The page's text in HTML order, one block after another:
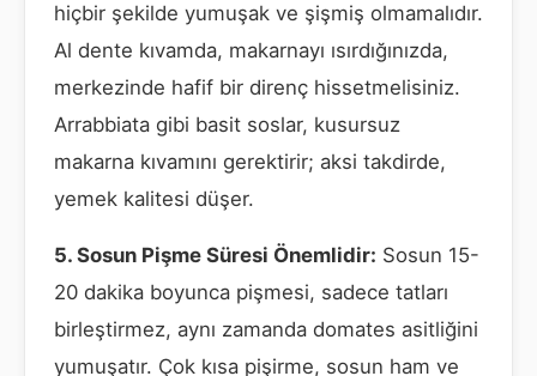
hiçbir şekilde yumuşak ve şişmiş olmamalıdır.
Al dente kıvamda, makarnayı ısırdığınızda,
merkezinde hafif bir direnç hissetmelisiniz.
Arrabbiata gibi basit soslar, kusursuz
makarna kıvamını gerektirir; aksi takdirde,
yemek kalitesi düşer.
5. Sosun Pişme Süresi Önemlidir: Sosun 15-
20 dakika boyunca pişmesi, sadece tatları
birleştirmez, aynı zamanda domates asitliğini
yumuşatır. Çok kısa pişirme, sosun ham ve